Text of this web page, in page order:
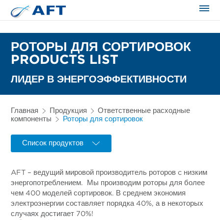
РОТОРЫ ДЛЯ СОРТИРОВОК
PRODUCTS LIST
ЛИДЕР В ЭНЕРГОЭФФЕКТИВНОСТИ
Главная Продукция
Ответственные расходные
компоненты
Роторы для сортировок
Список продуктов
AFT – ведущий мировой производитель роторов c низким
энергопотреблением. Мы производим роторы для более
чем 400 моделей сортировок. В среднем экономия
электроэнергии составляет порядка 40%, а в некоторых
случаях достигает 70%!